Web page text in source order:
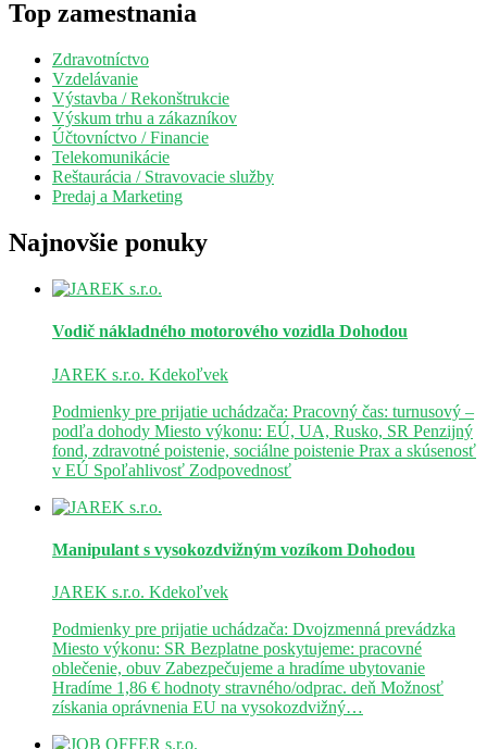
Top zamestnania
Zdravotníctvo
Vzdelávanie
Výstavba / Rekonštrukcie
Výskum trhu a zákazníkov
Účtovníctvo / Financie
Telekomunikácie
Reštaurácia / Stravovacie služby
Predaj a Marketing
Najnovšie ponuky
Vodič nákladného motorového vozidla Dohodou
JAREK s.r.o. Kdekoľvek
Podmienky pre prijatie uchádzača: Pracovný čas: turnusový –
podľa dohody Miesto výkonu: EÚ, UA, Rusko, SR Penzijný
fond, zdravotné poistenie, sociálne poistenie Prax a skúsenosť
v EÚ Spoľahlivosť Zodpovednosť
Manipulant s vysokozdvižným vozíkom Dohodou
JAREK s.r.o. Kdekoľvek
Podmienky pre prijatie uchádzača: Dvojzmenná prevádzka
Miesto výkonu: SR Bezplatne poskytujeme: pracovné
oblečenie, obuv Zabezpečujeme a hradíme ubytovanie
Hradíme 1,86 € hodnoty stravného/odprac. deň Možnosť
získania oprávnenia EU na vysokozdvižný…